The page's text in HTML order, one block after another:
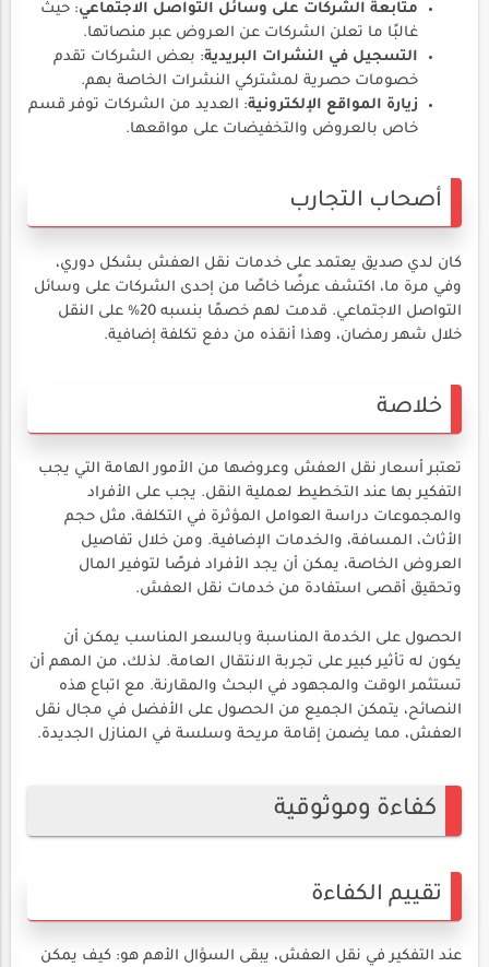
متابعة الشركات على وسائل التواصل الاجتماعي: حيث
غالبًا ما تعلن الشركات عن العروض عبر منصاتها.
التسجيل في النشرات البريدية: بعض الشركات تقدم
خصومات حصرية لمشتركي النشرات الخاصة بهم.
زيارة المواقع الإلكترونية: العديد من الشركات توفر قسم
خاص بالعروض والتخفيضات على مواقعها.
أصحاب التجارب
كان لدي صديق يعتمد على خدمات نقل العفش بشكل دوري،
وفي مرة ما، اكتشف عرضًا خاصًا من إحدى الشركات على وسائل
التواصل الاجتماعي. قدمت لهم خصمًا بنسبه 20% على النقل
خلال شهر رمضان، وهذا أنقذه من دفع تكلفة إضافية.
خلاصة
تعتبر أسعار نقل العفش وعروضها من الأمور الهامة التي يجب
التفكير بها عند التخطيط لعملية النقل. يجب على الأفراد
والمجموعات دراسة العوامل المؤثرة في التكلفة، مثل حجم
الأثاث، المسافة، والخدمات الإضافية. ومن خلال تفاصيل
العروض الخاصة، يمكن أن يجد الأفراد فرصًا لتوفير المال
وتحقيق أقصى استفادة من خدمات نقل العفش.
الحصول على الخدمة المناسبة وبالسعر المناسب يمكن أن
يكون له تأثير كبير على تجربة الانتقال العامة. لذلك، من المهم أن
تستثمر الوقت والمجهود في البحث والمقارنة. مع اتباع هذه
النصائح، يتمكن الجميع من الحصول على الأفضل في مجال نقل
العفش، مما يضمن إقامة مريحة وسلسة في المنازل الجديدة.
كفاءة وموثوقية
تقييم الكفاءة
عند التفكير في نقل العفش، يبقى السؤال الأهم هو: كيف يمكن